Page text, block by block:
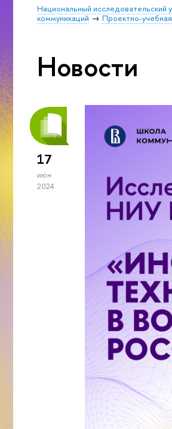
Национальный исследовательский
коммуникаций
Проектно-
Новости
17
июн
2024